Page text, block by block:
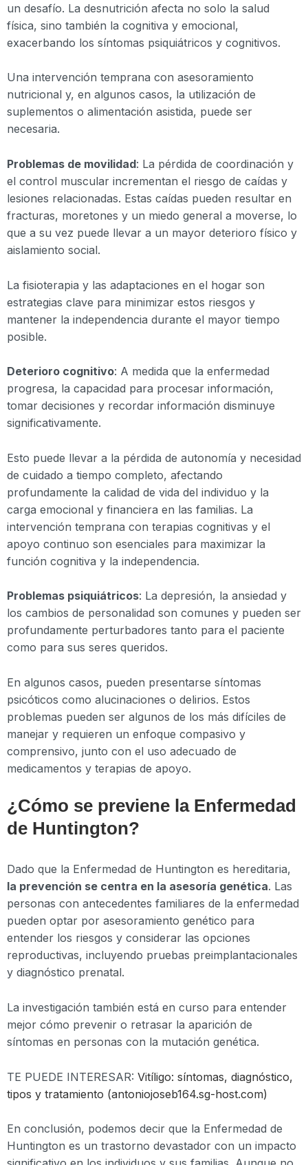
un desafío. La desnutrición afecta no solo la salud
física, sino también la cognitiva y emocional,
exacerbando los síntomas psiquiátricos y cognitivos.
Una intervención temprana con asesoramiento
nutricional y, en algunos casos, la utilización de
suplementos o alimentación asistida, puede ser
necesaria.
Problemas de movilidad: La pérdida de coordinación y
el control muscular incrementan el riesgo de caídas y
lesiones relacionadas. Estas caídas pueden resultar en
fracturas, moretones y un miedo general a moverse, lo
que a su vez puede llevar a un mayor deterioro físico y
aislamiento social.
La fisioterapia y las adaptaciones en el hogar son
estrategias clave para minimizar estos riesgos y
mantener la independencia durante el mayor tiempo
posible.
Deterioro cognitivo: A medida que la enfermedad
progresa, la capacidad para procesar información,
tomar decisiones y recordar información disminuye
significativamente.
Esto puede llevar a la pérdida de autonomía y necesidad
de cuidado a tiempo completo, afectando
profundamente la calidad de vida del individuo y la
carga emocional y financiera en las familias. La
intervención temprana con terapias cognitivas y el
apoyo continuo son esenciales para maximizar la
función cognitiva y la independencia.
Problemas psiquiátricos: La depresión, la ansiedad y
los cambios de personalidad son comunes y pueden ser
profundamente perturbadores tanto para el paciente
como para sus seres queridos.
En algunos casos, pueden presentarse síntomas
psicóticos como alucinaciones o delirios. Estos
problemas pueden ser algunos de los más difíciles de
manejar y requieren un enfoque compasivo y
comprensivo, junto con el uso adecuado de
medicamentos y terapias de apoyo.
¿Cómo se previene la Enfermedad
de Huntington?
Dado que la Enfermedad de Huntington es hereditaria,
la prevención se centra en la asesoría genética. Las
personas con antecedentes familiares de la enfermedad
pueden optar por asesoramiento genético para
entender los riesgos y considerar las opciones
reproductivas, incluyendo pruebas preimplantacionales
y diagnóstico prenatal.
La investigación también está en curso para entender
mejor cómo prevenir o retrasar la aparición de
síntomas en personas con la mutación genética.
TE PUEDE INTERESAR: Vitíligo: síntomas, diagnóstico,
tipos y tratamiento (antoniojoseb164.sg-host.com)
En conclusión, podemos decir que la Enfermedad de
Huntington es un trastorno devastador con un impacto